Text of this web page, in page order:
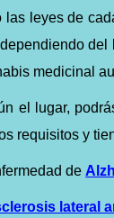
las leyes de
del
medicinal
el lugar,
requisitos y
de
lateral